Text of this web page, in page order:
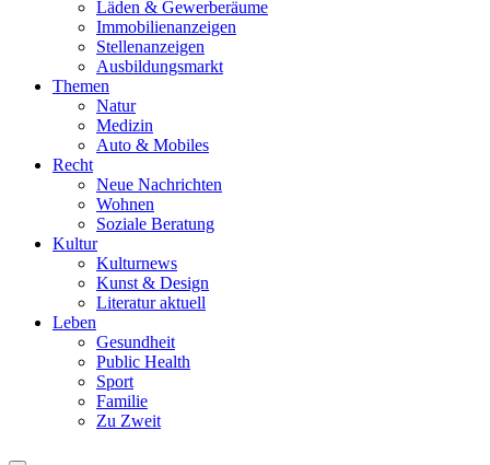
Läden & Gewerberäume
Immobilienanzeigen
Stellenanzeigen
Ausbildungsmarkt
Themen
Natur
Medizin
Auto & Mobiles
Recht
Neue Nachrichten
Wohnen
Soziale Beratung
Kultur
Kulturnews
Kunst & Design
Literatur aktuell
Leben
Gesundheit
Public Health
Sport
Familie
Zu Zweit